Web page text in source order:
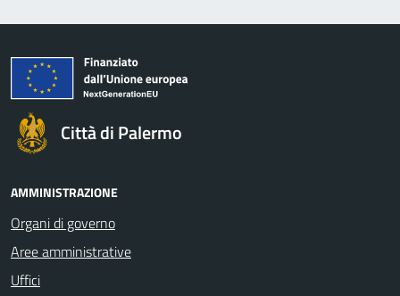
Città di Palermo
AMMINISTRAZIONE
Organi di governo
Aree amministrative
Uffici